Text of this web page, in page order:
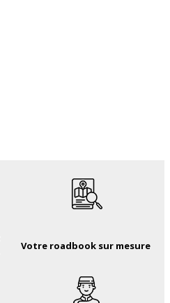
Votre roadbook sur mesure